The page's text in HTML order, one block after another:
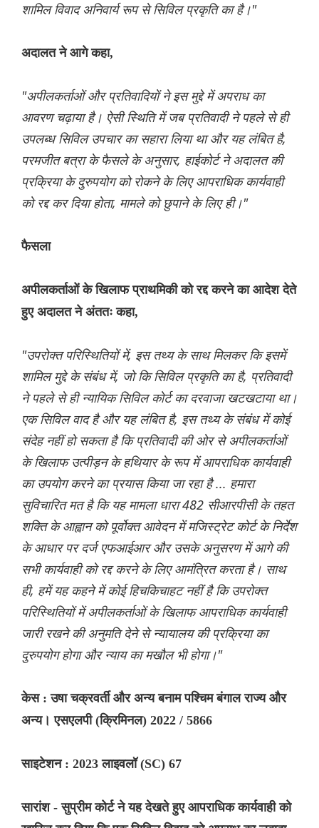
शामिल विवाद अनिवार्य रूप से सिविल प्रकृति का है।"
अदालत ने आगे कहा,
"अपीलकर्ताओं और प्रतिवादियों ने इस मुद्दे में अपराध का
आवरण चढ़ाया है। ऐसी स्थिति में जब प्रतिवादी ने पहले से ही
उपलब्ध सिविल उपचार का सहारा लिया था और यह लंबित है,
परमजीत बत्रा के फैसले के अनुसार, हाईकोर्ट ने अदालत की
प्रक्रिया के दुरुपयोग को रोकने के लिए आपराधिक कार्यवाही
को रद्द कर दिया होता, मामले को छुपाने के लिए ही।"
फैसला
अपीलकर्ताओं के खिलाफ प्राथमिकी को रद्द करने का आदेश देते
हुए अदालत ने अंततः कहा,
"उपरोक्त परिस्थितियों में, इस तथ्य के साथ मिलकर कि इसमें
शामिल मुद्दे के संबंध में, जो कि सिविल प्रकृति का है, प्रतिवादी
ने पहले से ही न्यायिक सिविल कोर्ट का दरवाजा खटखटाया था।
एक सिविल वाद है और यह लंबित है, इस तथ्य के संबंध में कोई
संदेह नहीं हो सकता है कि प्रतिवादी की ओर से अपीलकर्ताओं
के खिलाफ उत्पीड़न के हथियार के रूप में आपराधिक कार्यवाही
का उपयोग करने का प्रयास किया जा रहा है ... हमारा
सुविचारित मत है कि यह मामला धारा 482 सीआरपीसी के तहत
शक्ति के आह्वान को पूर्वोक्त आवेदन में मजिस्ट्रेट कोर्ट के निर्देश
के आधार पर दर्ज एफआईआर और उसके अनुसरण में आगे की
सभी कार्यवाही को रद्द करने के लिए आमंत्रित करता है। साथ
ही, हमें यह कहने में कोई हिचकिचाहट नहीं है कि उपरोक्त
परिस्थितियों में अपीलकर्ताओं के खिलाफ आपराधिक कार्यवाही
जारी रखने की अनुमति देने से न्यायालय की प्रक्रिया का
दुरुपयोग होगा और न्याय का मखौल भी होगा।"
केस : उषा चक्रवर्ती और अन्य बनाम पश्चिम बंगाल राज्य और
अन्य। एसएलपी (क्रिमिनल) 2022 / 5866
साइटेशन : 2023 लाइवलॉ (SC) 67
सारांश - सुप्रीम कोर्ट ने यह देखते हुए आपराधिक कार्यवाही को